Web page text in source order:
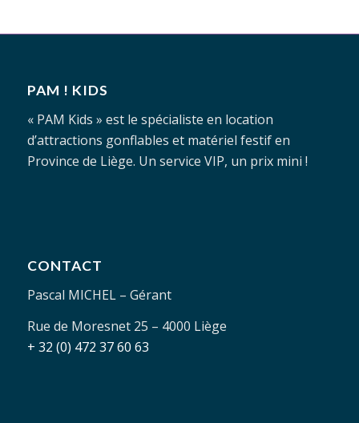
PAM ! KIDS
« PAM Kids » est le spécialiste en location
d’attractions gonflables et matériel festif en
Province de Liège. Un service VIP, un prix mini !
CONTACT
Pascal MICHEL – Gérant
Rue de Moresnet 25 – 4000 Liège
+ 32 (0) 472 37 60 63